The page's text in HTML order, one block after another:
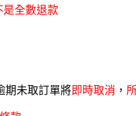
是全數退款
期未取訂單將即時取消 ，